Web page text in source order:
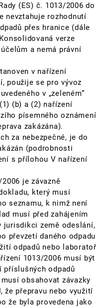
(ES) č. 1013/2006 do
nevztahuje rozhodnutí
přes hranice (dále
verze
a nemá právní
v nařízení
použije se pro vývoz
v „zeleném“
(b) a (2) nařízení
písemného oznámení
zakázána).
za nebezpečné, je do
(podrobnosti
s přílohou V nařízení
je závazně
který musí
seznamu, k nimž není
musí před zahájením
jurisdikci země odeslání,
převzetí daného odpadu
odpadů nebo laboratoř
1013/2006 musí být
příslušných odpadů
obsahovat závazky
že přepravu nebo využití
že byla provedena jako